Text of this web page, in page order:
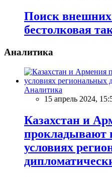
Поиск внешних
бестолковая
Аналитика
Аналитика
15 апрель 2024,
Казахстан и
прокладывают
условиях